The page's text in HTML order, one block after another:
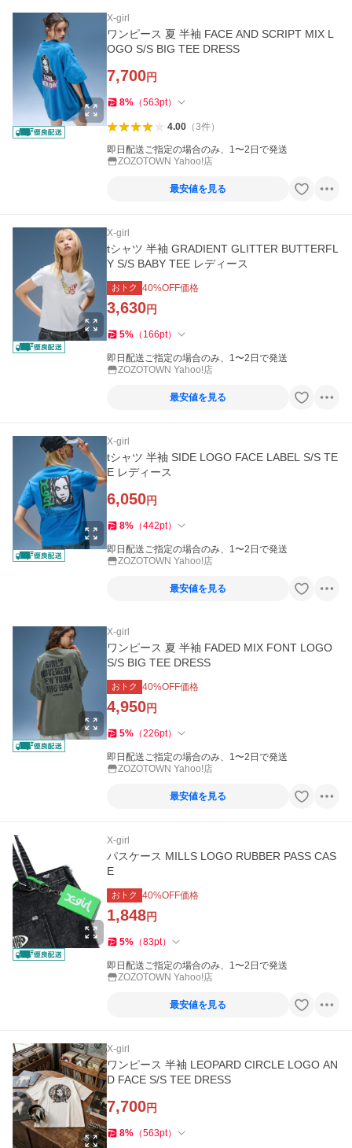
X-girl
ワンピース 夏 半袖 FACE AND SCRIPT MIX L
OGO S/S BIG TEE DRESS
7,700円
8% （563pt）
4.00（3件）
即日配送ご指定の場合のみ、1〜2日で発送
ZOZOTOWN Yahoo!店
最安値を見る
X-girl
tシャツ 半袖 GRADIENT GLITTER BUTTERFL
Y S/S BABY TEE レディース
おトク 40%OFF価格
3,630円
5% （ 166pt）
即日配送ご指定の場合のみ、1〜2日で発送
ZOZOTOWN Yahoo!店
最安値を見る
X-girl
tシャツ 半袖 SIDE LOGO FACE LABEL S/S TE
E レディース
6,050円
8% （442pt）
即日配送ご指定の場合のみ、1〜2日で発送
ZOZOTOWN Yahoo!店
最安値を見る
X-girl
ワンピース 夏 半袖 FADED MIX FONT LOGO
S/S BIG TEE DRESS
おトク 40%OFF価格
4,950円
5% （226pt）
即日配送ご指定の場合のみ、1〜2日で発送
ZOZOTOWN Yahoo!店
最安値を見る
X-girl
パスケース MILLS LOGO RUBBER PASS CAS
E
おトク 40%OFF価格
1,848円
5% （83pt）
即日配送ご指定の場合のみ、1〜2日で発送
ZOZOTOWN Yahoo!店
最安値を見る
X-girl
ワンピース 半袖 LEOPARD CIRCLE LOGO AN
D FACE S/S TEE DRESS
7,700円
8% （563pt）